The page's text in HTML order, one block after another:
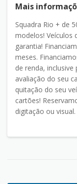
Mais
Squadra Rio + de
modelos! Veículos
garantia!
meses.
de renda,
avaliação do seu
quitação do seu
cartões!
digitação ou visual.